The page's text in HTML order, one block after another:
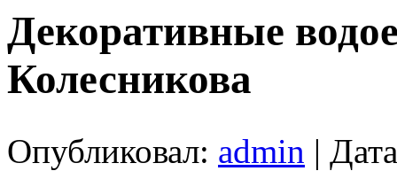
Декоративные
Колесникова
Опубликовал: admin |